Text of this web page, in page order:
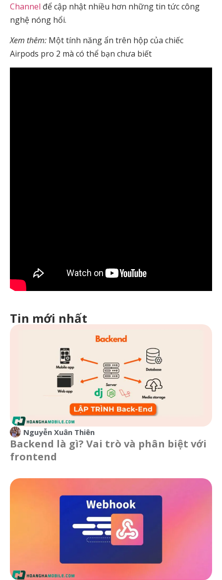
Channel để cập nhật nhiều hơn những tin tức công
nghệ nóng hổi.
Xem thêm: Một tính năng ẩn trên hộp của chiếc
Airpods pro 2 mà có thể bạn chưa biết
Tin mới nhất
Nguyễn Xuân Thiên
Backend là gì? Vai trò và phân biệt với
frontend